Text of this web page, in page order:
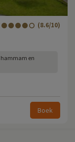
(8.6/10)
hammam en
Boek